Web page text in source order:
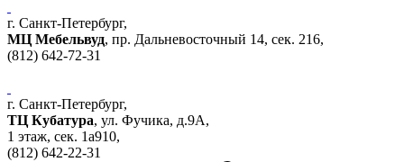
г. Санкт-Петербург,
МЦ Мебельвуд, пр. Дальневосточный 14, сек. 216,
(812) 642-72-31
г. Санкт-Петербург,
ТЦ Кубатура, ул. Фучика, д.9А,
1 этаж, сек. 1a910,
(812) 642-22-31